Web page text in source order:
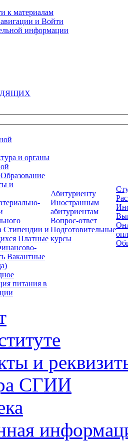
к материалам
и Войти
информации
и органы
Образование
и
Стипендии и
Платные
Вакантные
питания в
Абитуриенту
Иностранным
абитуриентам
Вопрос-ответ
Подготовительные
курсы
и
СГИИ